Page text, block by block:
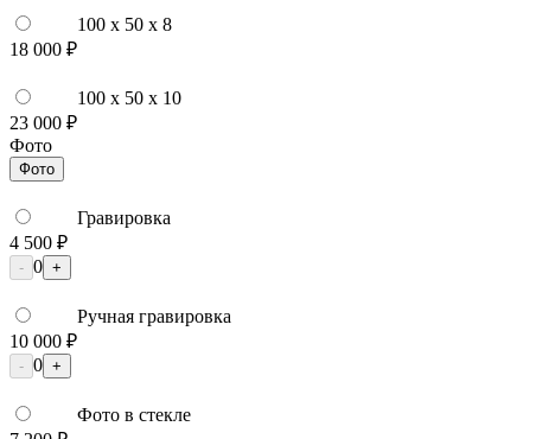
100 x 50 x 8
18 000 ₽
100 x 50 x 10
23 000 ₽
Фото
Фото
Гравировка
4 500 ₽
- 0 +
Ручная гравировка
10 000 ₽
- 0 +
Фото в стекле